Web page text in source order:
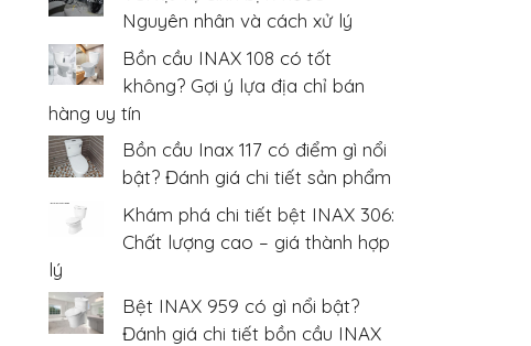
Nguyên nhân và cách xử lý
Bồn cầu INAX 108 có tốt
không? Gợi ý lựa địa chỉ bán
hàng uy tín
Bồn cầu Inax 117 có điểm gì nổi
bật? Đánh giá chi tiết sản phẩm
Khám phá chi tiết bệt INAX 306:
Chất lượng cao – giá thành hợp
lý
Bệt INAX 959 có gì nổi bật?
Đánh giá chi tiết bồn cầu INAX